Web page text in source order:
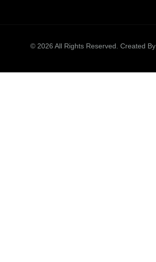
© 2026 All Rights Reserved. Created By